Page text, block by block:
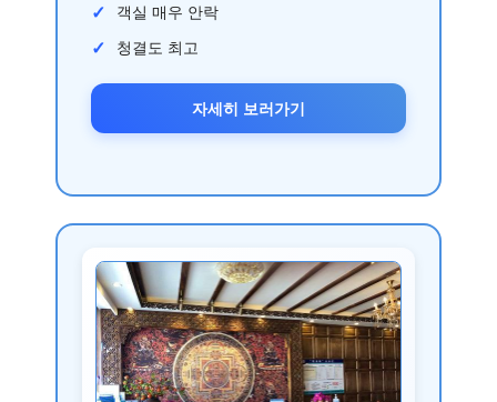
객실 매우 안락
청결도 최고
자세히 보러가기